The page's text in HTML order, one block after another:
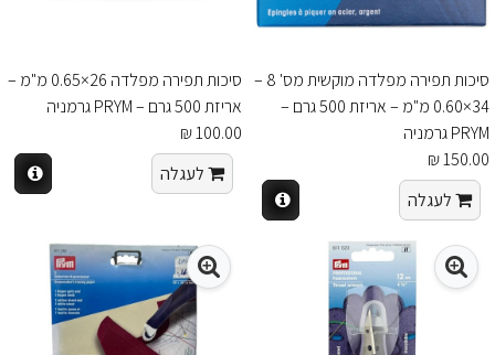
סיכות תפירה מפלדה מוקשית מס' 8 –
34×0.60 מ"מ – אריזת 500 גרם –
PRYM גרמניה
150.00 ₪
לעגלה
סיכות תפירה מפלדה 26×0.65 מ"מ –
אריזת 500 גרם – PRYM גרמניה
100.00 ₪
לעגלה